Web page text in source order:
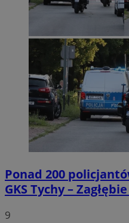
Ponad 200
GKS Tychy –
9